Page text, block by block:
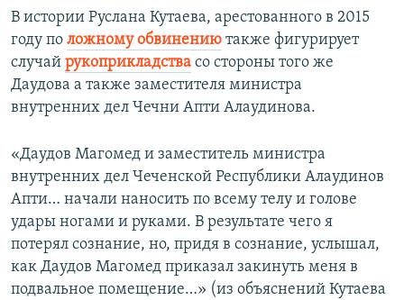
В истории Руслана Кутаева, арестованного в 2015
году по ложному обвинению также фигурирует
случай рукоприкладства со стороны того же
Даудова а также заместителя министра
внутренних дел Чечни Апти Алаудинова.
«Даудов Магомед и заместитель министра
внутренних дел Чеченской Республики Алаудинов
Апти… начали наносить по всему телу и голове
удары ногами и руками. В результате чего я
потерял сознание, но, придя в сознание, услышал,
как Даудов Магомед приказал закинуть меня в
подвальное помещение…» (из объяснений Кутаева